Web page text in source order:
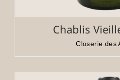
Chablis
Closerie des